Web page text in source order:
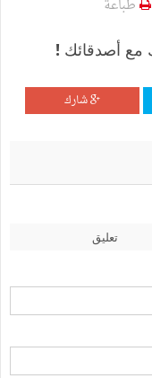
طباعة
مع أصدقائك !
شارك
تعليق